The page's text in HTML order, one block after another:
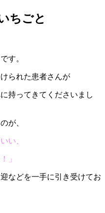
ちごと
す。
られた患者さんが
持ってきてくださいまし
が、
い、
」
などを一手に引き受けてお